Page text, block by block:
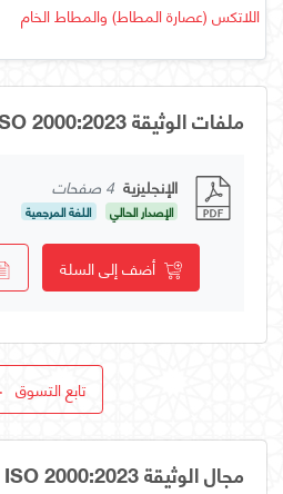
اللاتكس (عصارة المطاط) والمطاط الخام
ملفات الوثيقة GSO ISO 2000:2023
الإنجليزية 4 صفحات
الإصدار الحالي اللغة المرجعية
أضف إلى السلة
تابع التسوق
مجال الوثيقة GSO ISO 2000:2023